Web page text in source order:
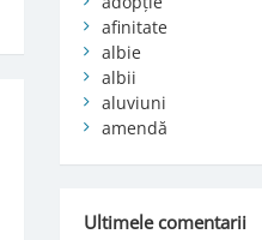
afinitate
albie
albii
aluviuni
amendă
Ultimele comentarii